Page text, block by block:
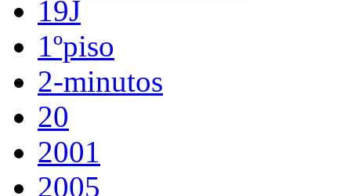
19J
1ºpiso
2-minutos
20
2001
2005